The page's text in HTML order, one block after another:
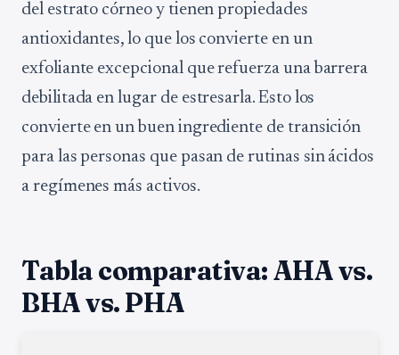
del estrato córneo y tienen propiedades
antioxidantes, lo que los convierte en un
exfoliante excepcional que refuerza una barrera
debilitada en lugar de estresarla. Esto los
convierte en un buen ingrediente de transición
para las personas que pasan de rutinas sin ácidos
a regímenes más activos.
Tabla comparativa: AHA vs.
BHA vs. PHA